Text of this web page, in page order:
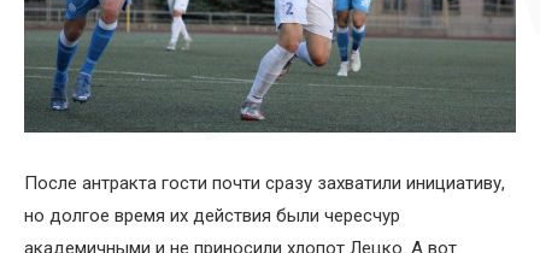
После антракта гости почти сразу захватили инициативу,
но долгое время их действия были чересчур
академичными и не приносили хлопот Лецко. А вот